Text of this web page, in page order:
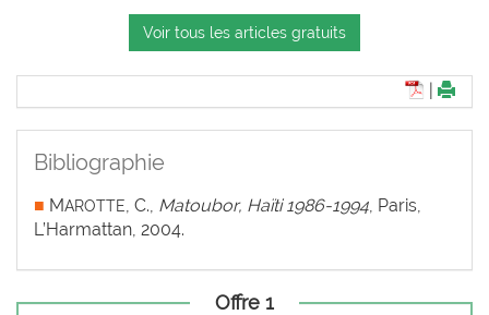
Voir tous les articles gratuits
Bibliographie
■ MAROTTE, C., Matoubor, Haïti 1986-1994, Paris,
L’Harmattan, 2004.
Offre 1